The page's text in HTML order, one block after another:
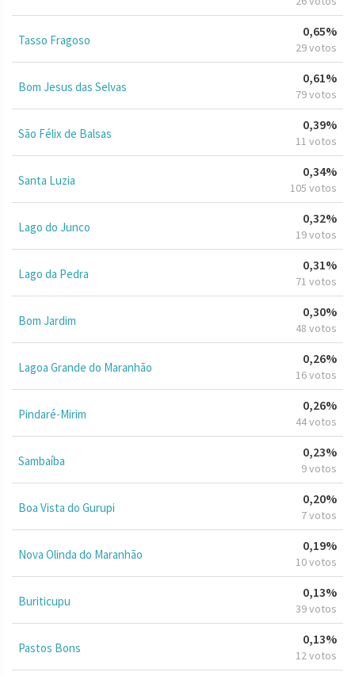
Tasso Fragoso
0,65%
29 votos
Bom Jesus das Selvas
0,61%
79 votos
São Félix de Balsas
0,39%
11 votos
Santa Luzia
0,34%
105 votos
Lago do Junco
0,32%
19 votos
Lago da Pedra
0,31%
71 votos
Bom Jardim
0,30%
48 votos
Lagoa Grande do Maranhão
0,26%
16 votos
Pindaré-Mirim
0,26%
44 votos
Sambaíba
0,23%
9 votos
Boa Vista do Gurupi
0,20%
7 votos
Nova Olinda do Maranhão
0,19%
10 votos
Buriticupu
0,13%
39 votos
Pastos Bons
0,13%
12 votos